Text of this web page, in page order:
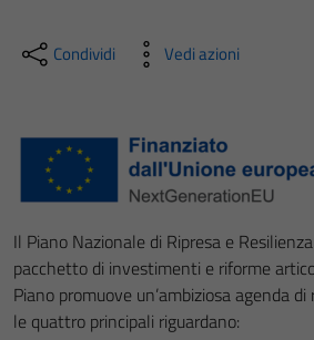
Condividi Vedi azioni
Il Piano Nazionale di Ripresa e
pacchetto di investimenti e riforme
Piano promuove un’ambiziosa agenda
le quattro principali riguardano: